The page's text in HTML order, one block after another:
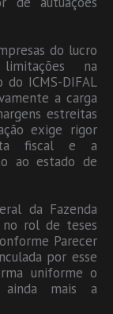
do lucro
na
do ICMS-DIFAL
a carga
estreitas
exige rigor
fiscal e a
ao estado de
da Fazenda
no rol de teses
Parecer
por esse
uniforme o
ainda mais a